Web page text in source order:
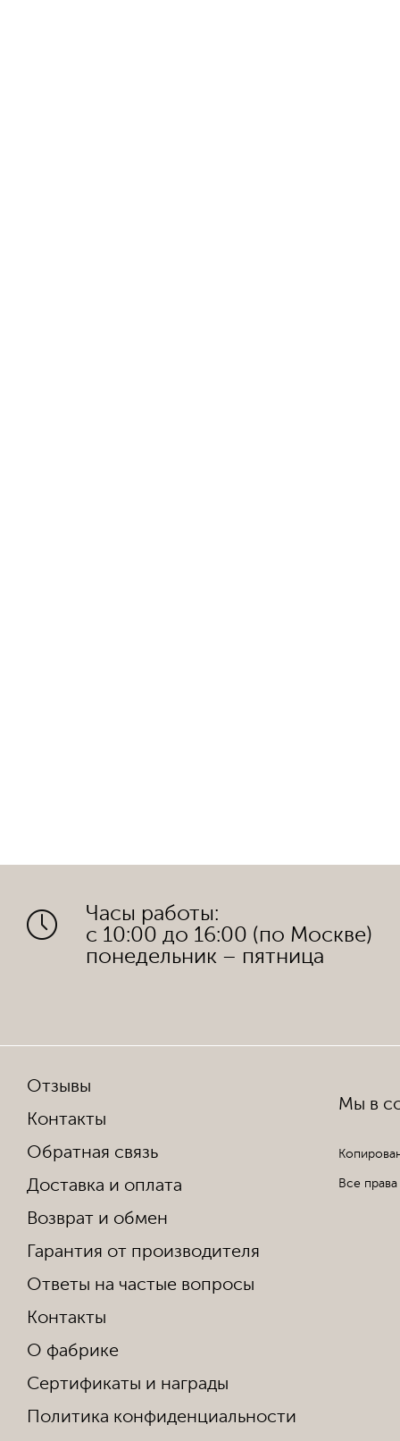
Часы работы:
с 10:00 до 16:00 (по Москве)
понедельник – пятница
Отзывы
Контакты
Обратная связь
Доставка и оплата
Возврат и обмен
Гарантия от производителя
Ответы на частые вопросы
Контакты
О фабрике
Сертификаты и награды
Политика конфиденциальности
Мы в
Все